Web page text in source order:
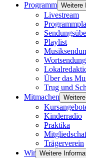
Programm Weitere
Livestream
Playlist
Über das
Trug und
Mitmachen
Kinderradio
Praktika
Trägerverein
Wir Weitere